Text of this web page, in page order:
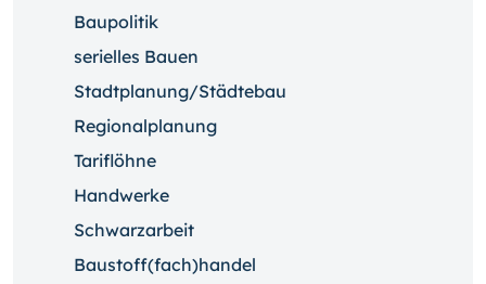
Baupolitik
serielles Bauen
Stadtplanung/Städtebau
Regionalplanung
Tariflöhne
Handwerke
Schwarzarbeit
Baustoff(fach)handel